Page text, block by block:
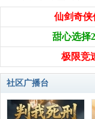
单 » ›
仙剑奇侠
甜心选择
极限竞
社区广播台